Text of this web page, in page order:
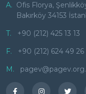
A. Ofis Florya,
Bakırköy 34153
T.
+90 (212) 425 13 13
F.
+90 (212) 624 49 26
M.